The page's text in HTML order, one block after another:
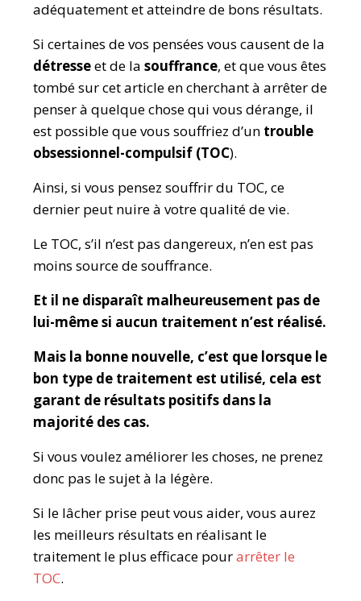
adéquatement et atteindre de bons résultats.
Si certaines de vos pensées vous causent de la
détresseet de la souffrance, et que vous êtes
tombé sur cet article en cherchant à arrêter de
penser à quelque chose qui vous dérange, il
est possible que vous souffriez d’un trouble
obsessionnel-compulsif (TOC).
Ainsi, si vous pensez souffrir du TOC, ce
dernier peut nuire à votre qualité de vie.
Le TOC, s’il n’est pas dangereux, n’en est pas
moins source de souffrance.
Et il ne disparaît malheureusement pas de
lui-même si aucun traitement n’est réalisé.
Mais la bonne nouvelle, c’est que lorsque le
bon type de traitement est utilisé, cela est
garant de résultats positifs dans la
majorité des cas.
Si vous voulez améliorer les choses, ne prenez
donc pas le sujet à la légère.
Si le lâcher prise peut vous aider, vous aurez
les meilleurs résultats en réalisant le
traitement le plus efficace pourarrêter le
TOC.